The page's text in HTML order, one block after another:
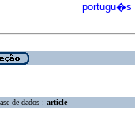
portugu�s
de dados : article